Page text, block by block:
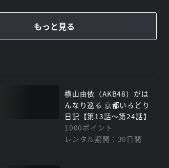
もっと見る
横山由依（AKB48）がは
んなり巡る 京都いろどり
日記【第13話～第24話】
1000ポイント
レンタル期間：30日間